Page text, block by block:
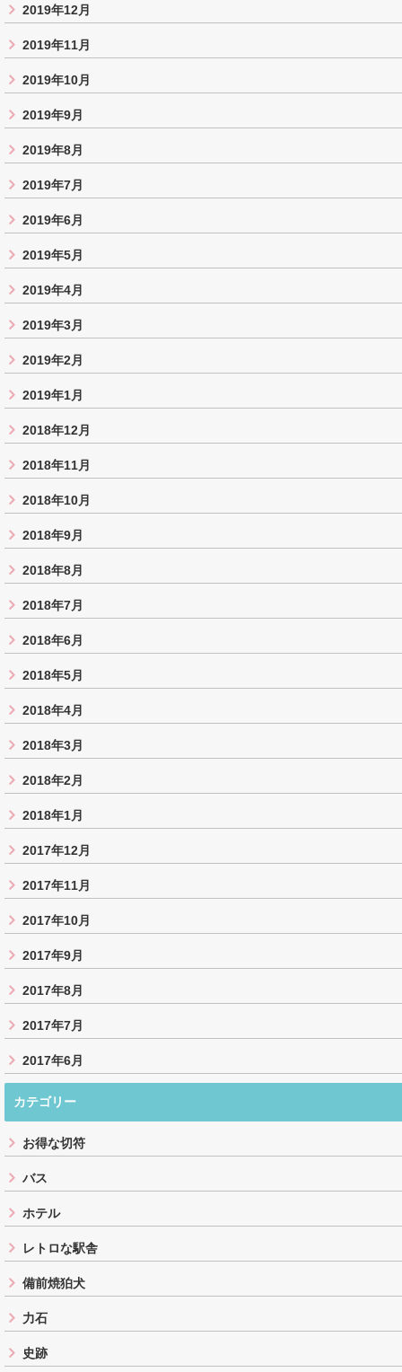
2019年12月
2019年11月
2019年10月
2019年9月
2019年8月
2019年7月
2019年6月
2019年5月
2019年4月
2019年3月
2019年2月
2019年1月
2018年12月
2018年11月
2018年10月
2018年9月
2018年8月
2018年7月
2018年6月
2018年5月
2018年4月
2018年3月
2018年2月
2018年1月
2017年12月
2017年11月
2017年10月
2017年9月
2017年8月
2017年7月
2017年6月
カテゴリー
お得な切符
バス
ホテル
レトロな駅舎
備前焼狛犬
力石
史跡